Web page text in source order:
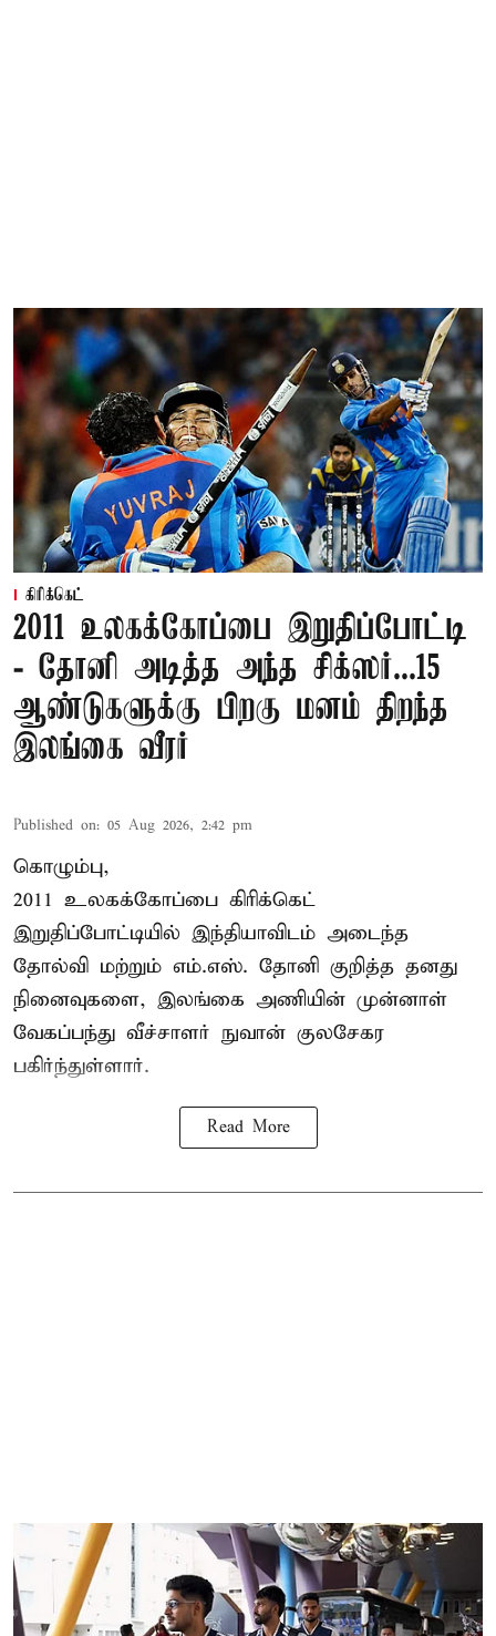
கிரிக்கெட்
2011 உலகக்கோப்பை இறுதிப்போட்டி
- தோனி அடித்த அந்த சிக்ஸர்...15
ஆண்டுகளுக்கு பிறகு மனம் திறந்த
இலங்கை வீரர்
Published on: 05 Aug 2026, 2:42 pm
கொழும்பு,
2011 உலகக்கோப்பை கிரிக்கெட்
இறுதிப்போட்டியில் இந்தியாவிடம் அடைந்த
தோல்வி மற்றும் எம்.எஸ். தோனி குறித்த தனது
நினைவுகளை, இலங்கை அணியின் முன்னாள்
வேகப்பந்து வீச்சாளர் நுவான் குலசேகர
பகிர்ந்துள்ளார்.
Read More